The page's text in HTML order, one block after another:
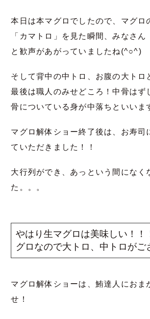
本日は本マグロでしたので、マグロ
「カマトロ」を見た瞬間、みなさん
と歓声があがっていましたね(^○^)
そして背中の中トロ、お腹の大トロ
最後は職人のみせどころ！中骨はず
骨についている身が中落ちといいま
マグロ解体ショー終了後は、お寿司
ていただきました！！
大行列ができ、あっという間になく
た。。。
やはり生マグロは美味しい！！
グロなので大トロ、中トロがご
マグロ解体ショーは、鮪達人におま
せ！